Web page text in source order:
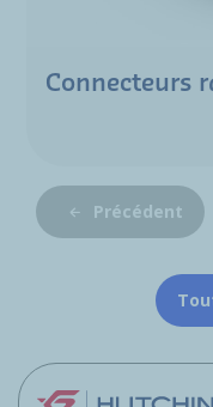
Connecteurs
Précédent